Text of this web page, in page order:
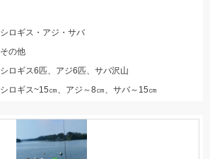
シロギス・アジ・サバ
その他
シロギス6匹、アジ6匹、サバ沢山
シロギス~15㎝、アジ～8㎝、サバ～15㎝